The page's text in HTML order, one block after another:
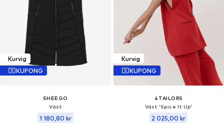
Kurvig
KUPONG
SHEEGO
Väst
1 180,80 kr
Kurvig
KUPONG
4TAILORS
Väst 'Spice It Up'
2 025,00 kr